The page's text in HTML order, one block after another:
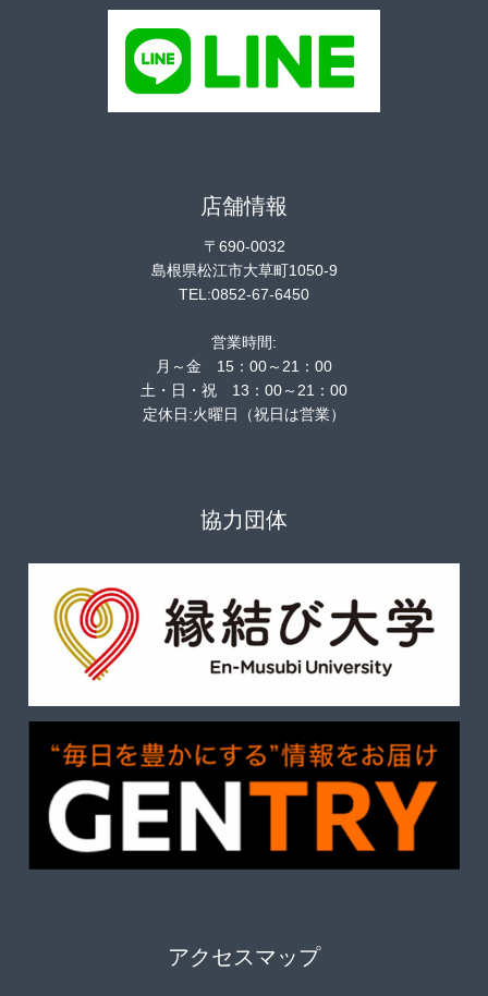
店舗情報
〒690-0032
島根県松江市大草町1050-9
TEL:0852-67-6450
営業時間:
月～金 15：00～21：00
土・日・祝 13：00～21：00
定休日:火曜日（祝日は営業）
協力団体
アクセスマップ